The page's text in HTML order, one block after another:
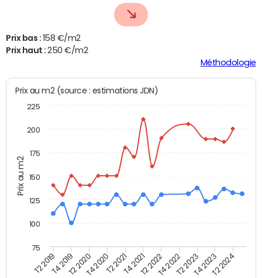
Prix bas : 158 €/m2
Prix haut :250 €/m2
Méthodologie
Prix au m2
Prix au m2 (source : estimations JDN)
T2 2019T4 2019T2 2020T4 2020T2 2021T4 2021T2 2022T4 2022T2 2023T4 2023T2 2024
75
100
125
150
175
200
225